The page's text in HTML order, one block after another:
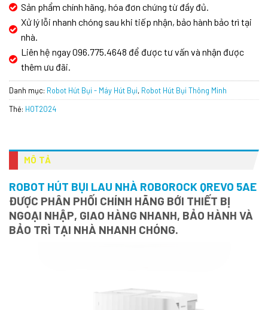
Sản phẩm chính hãng, hóa đơn chứng từ đầy đủ.
Xử lý lỗi nhanh chóng sau khi tiếp nhận, bảo hành bảo trì tại
nhà.
Liên hệ ngay 096.775.4648 để được tư vấn và nhận được
thêm ưu đãi.
Danh mục: Robot Hút Bụi - Máy Hút Bụi, Robot Hút Bụi Thông Minh
Thẻ: HOT2024
MÔ TẢ
ROBOT HÚT BỤI LAU NHÀ ROBOROCK QREVO 5AE
ĐƯỢC PHÂN PHỐI CHÍNH HÃNG BỚI THIẾT BỊ
NGOẠI NHẬP, GIAO HÀNG NHANH, BẢO HÀNH VÀ
BẢO TRÌ TẠI NHÀ NHANH CHÓNG.